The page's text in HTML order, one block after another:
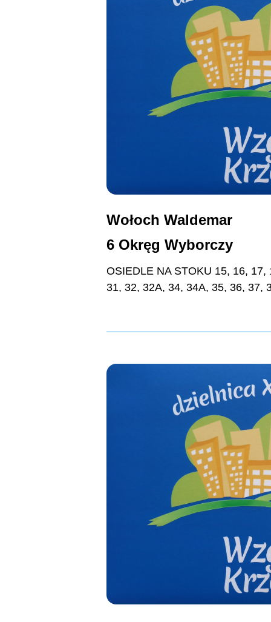
Wołoch Waldemar
6 Okręg Wyborczy
OSIEDLE NA STOKU 15, 16,
31, 32, 32A, 34, 34A, 35, 36, 37,